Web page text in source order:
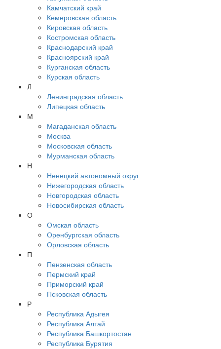
Камчатский край
Кемеровская область
Кировская область
Костромская область
Краснодарский край
Красноярский край
Курганская область
Курская область
Л
Ленинградская область
Липецкая область
М
Магаданская область
Москва
Московская область
Мурманская область
Н
Ненецкий автономный округ
Нижегородская область
Новгородская область
Новосибирская область
О
Омская область
Оренбургская область
Орловская область
П
Пензенская область
Пермский край
Приморский край
Псковская область
Р
Республика Адыгея
Республика Алтай
Республика Башкортостан
Республика Бурятия